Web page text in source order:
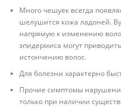
Много чешуек всегда
шелушится кожа ладоней.
напрямую к изменению
эпидермиса могут
истончению волос.
Для болезни характерно
Прочие симптомы
только при наличии